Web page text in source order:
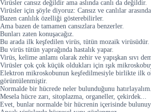
Virüsler cansız değildir ama aslında canlı da değildir.
Virüsler için şöyle diyoruz: Cansız ve canlılar
Bazen canlılık özelliği gösterebilirler.
Ama bazen de tamamen cansızlara benzerler.
Bunları zaten konuşacağız.
Bu arada ilk keşfedilen virüs, tütün mozaik virüsüdür.
Bu virüs tütün yaprağında hastalık yapar.
Virüs, kelime anlamı olarak zehir ve yapışkan sıvı
Virüsler çok çok küçük oldukları için ışık
Elektron mikroskobunun keşfedilmesiyle birlikte ilk
görüntülenmiştir.
Normalde bir hücrede neler bulunduğunu hatırlayalım.
Mesela hücre zarı, sitoplazma, organeller, çekirdek...
Evet, bunlar normalde bir hücrenin içerisinde